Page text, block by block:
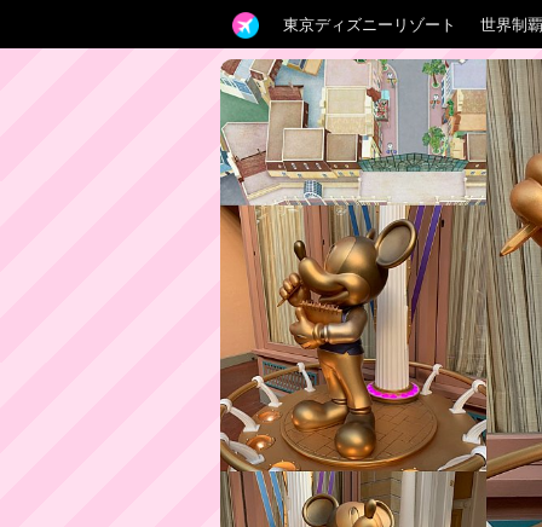
東京ディズニーリゾート 世界制